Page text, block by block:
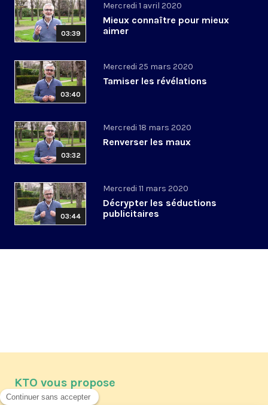
03:39
Mercredi 1 avril 2020
Mieux connaître pour mieux
aimer
03:40
Mercredi 25 mars 2020
Tamiser les révélations
03:32
Mercredi 18 mars 2020
Renverser les maux
03:44
Mercredi 11 mars 2020
Décrypter les séductions
publicitaires
KTO vous propose